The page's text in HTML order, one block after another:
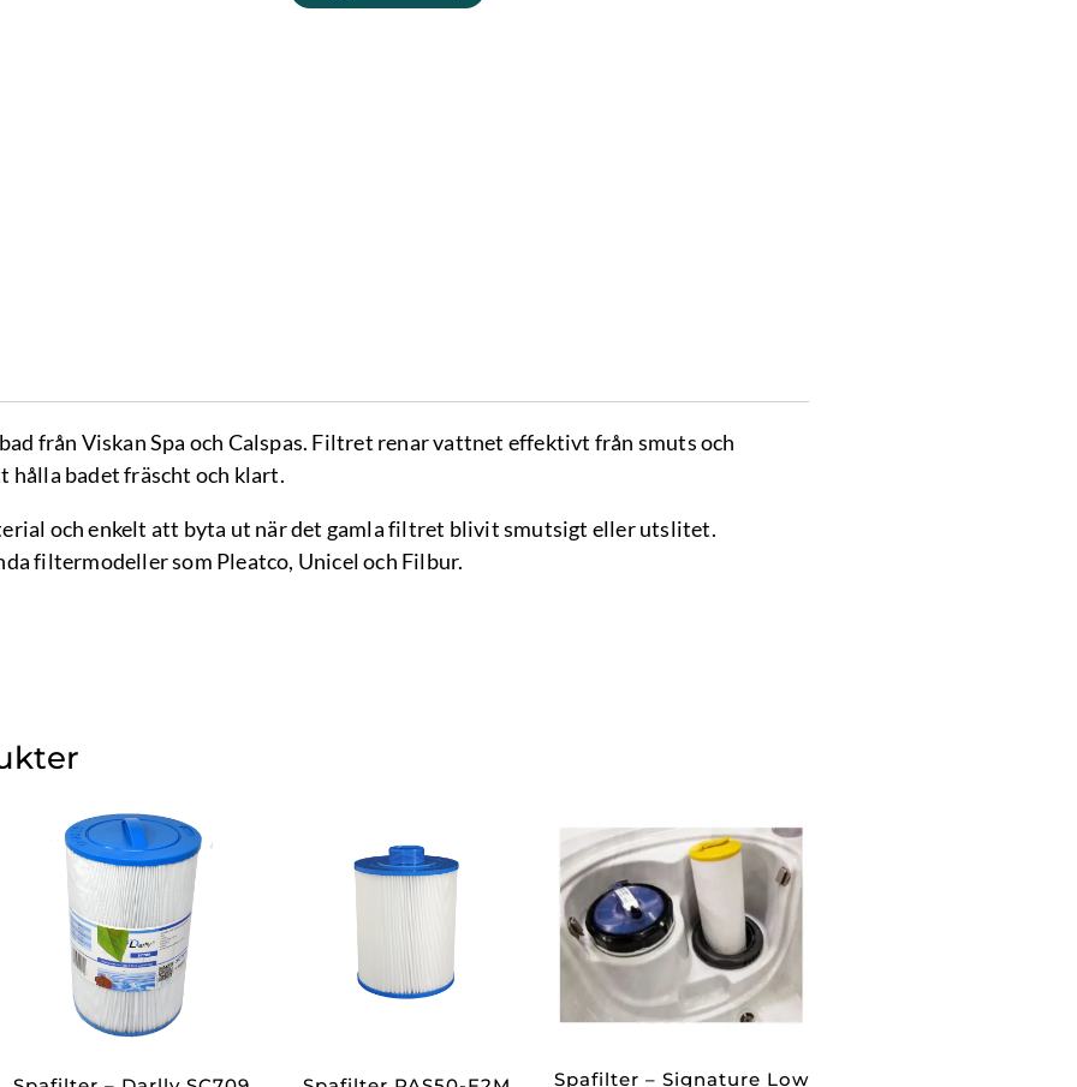
Calspas
från Viskan Spa och Calspas. Filtret renar vattnet effektivt från smuts och
badet fräscht och klart.
och enkelt att byta ut när det gamla filtret blivit smutsigt eller utslitet.
filtermodeller som Pleatco, Unicel och Filbur.
Spafilter – Signature Low